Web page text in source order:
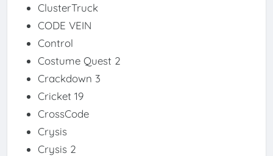
ClusterTruck
CODE VEIN
Control
Costume Quest 2
Crackdown 3
Cricket 19
CrossCode
Crysis
Crysis 2